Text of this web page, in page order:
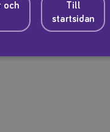
och
Till
startsidan